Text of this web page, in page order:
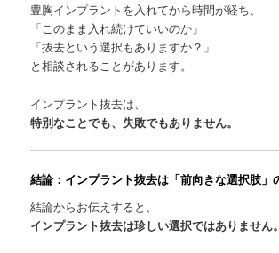
豊胸インプラントを入れてから時間が経ち、
「このまま入れ続けていいのか」
「抜去という選択もありますか？」
と相談されることがあります。
インプラント抜去は、
特別なことでも、失敗でもありません。
結論：インプラント抜去は「前向きな選択肢」
結論からお伝えすると、
インプラント抜去は珍しい選択ではありません。